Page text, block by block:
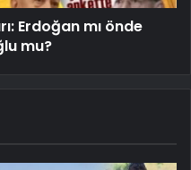
Erdoğan mı önde
mu?